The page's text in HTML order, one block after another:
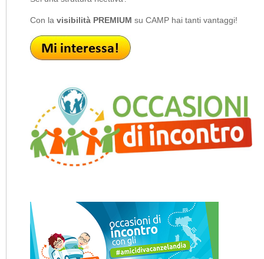
Con la visibilità PREMIUM su CAMP hai tanti vantaggi!